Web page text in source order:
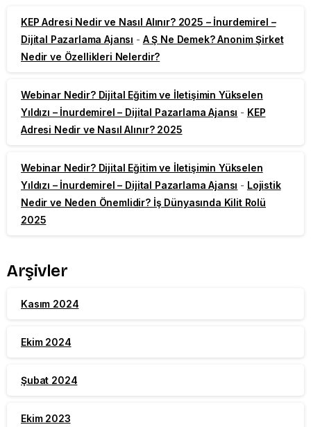
KEP Adresi Nedir ve Nasıl Alınır? 2025 – İnurdemirel –
Dijital Pazarlama Ajansı - A Ş Ne Demek? Anonim Şirket
Nedir ve Özellikleri Nelerdir?
Webinar Nedir? Dijital Eğitim ve İletişimin Yükselen
Yıldızı – İnurdemirel – Dijital Pazarlama Ajansı - KEP
Adresi Nedir ve Nasıl Alınır? 2025
Webinar Nedir? Dijital Eğitim ve İletişimin Yükselen
Yıldızı – İnurdemirel – Dijital Pazarlama Ajansı - Lojistik
Nedir ve Neden Önemlidir? İş Dünyasında Kilit Rolü
2025
Arşivler
Kasım 2024
Ekim 2024
Şubat 2024
Ekim 2023